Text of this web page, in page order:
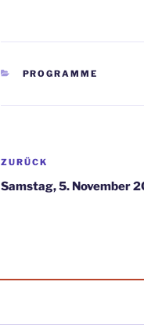
KATEGORIEN
PROGRAMME
Vorheriger
Beitrag
ZURÜCK
Samstag, 5. November